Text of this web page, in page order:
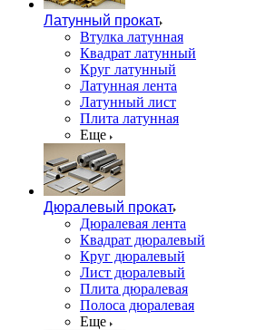
Латунный прокат
Втулка латунная
Квадрат латунный
Круг латунный
Латунная лента
Латунный лист
Плита латунная
Еще
Дюралевый прокат
Дюралевая лента
Квадрат дюралевый
Круг дюралевый
Лист дюралевый
Плита дюралевая
Полоса дюралевая
Еще